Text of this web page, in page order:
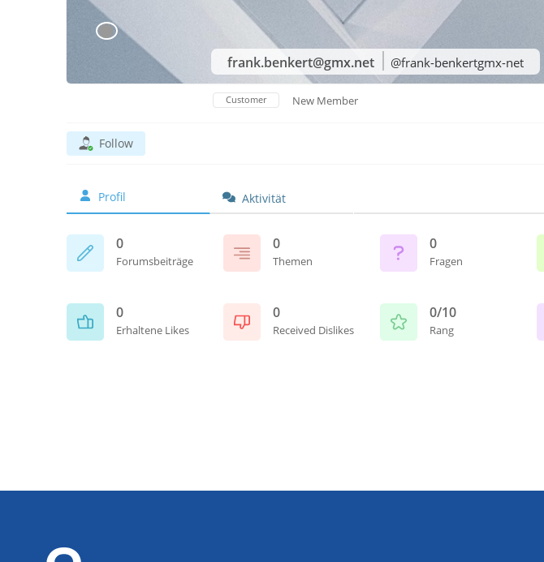
frank.benkert@gmx.net @frank-benkertgmx-net
Customer New Member
Follow
Profil Aktivität
0
Forumsbeiträge
0
Themen
0
Fragen
0
Erhaltene Likes
0
Received Dislikes
0/10
Rang